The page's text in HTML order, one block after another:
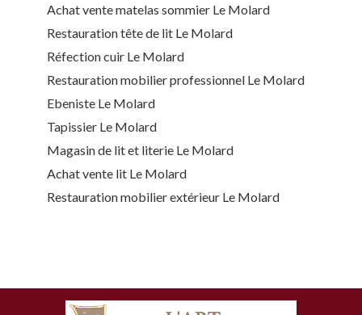
Achat vente matelas sommier Le Molard
Restauration tête de lit Le Molard
Réfection cuir Le Molard
Restauration mobilier professionnel Le Molard
Ebeniste Le Molard
Tapissier Le Molard
Magasin de lit et literie Le Molard
Achat vente lit Le Molard
Restauration mobilier extérieur Le Molard